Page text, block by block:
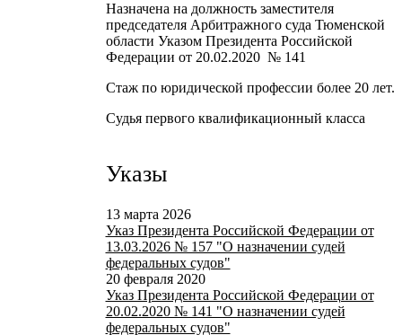
Назначена на должность заместителя
председателя Арбитражного суда Тюменской
области Указом Президента Российской
Федерации от 20.02.2020 № 141
Стаж по юридической профессии более 20 лет.
Судья первого квалификационный класса
Указы
13 марта 2026
Указ Президента Российской Федерации от
13.03.2026 № 157 "О назначении судей
федеральных судов"
20 февраля 2020
Указ Президента Российской Федерации от
20.02.2020 № 141 "О назначении судей
федеральных судов"